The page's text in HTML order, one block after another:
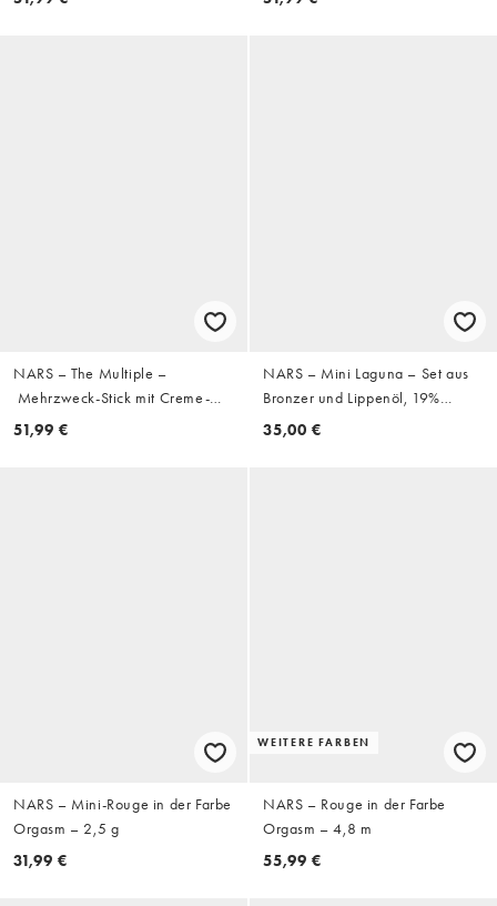
NARS – The Multiple –
Mehrzweck-Stick mit Creme-
Puder-Design – Farbe Orgasm
51,99 €
NARS – Mini Laguna – Set aus
Bronzer und Lippenöl, 19%
Ersparnis
35,00 €
NARS – Mini-Rouge in der Farbe
Orgasm – 2,5 g
31,99 €
WEITERE FARBEN
NARS – Rouge in der Farbe
Orgasm – 4,8 m
55,99 €